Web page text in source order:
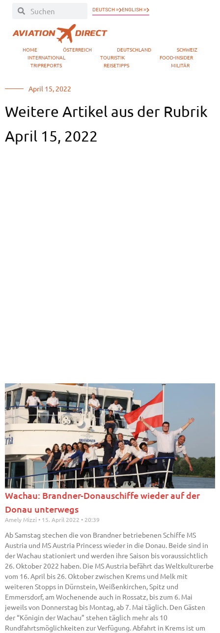
DEUTSCH » ENGLISH »
HOME ÖSTERREICH DEUTSCHLAND
SCHWEIZ
INTERNATIONAL
TOURISTIK
FOOD-INSIDER
TRIPREPORTS
REISETIPPS MILITÄR
April 15, 2022
Weitere Artikel aus der Rubrik
April 15, 2022
Wachau: Brandner-Donauschiffe wieder auf der
Donau unterwegs
Amely Mizzi 15. April 2022 20:39
Ab Samstag stechen die von Brandner betriebenen Schiffe MS
Austria und MS Austria Princess wieder in die Donau. Beide sind in
der Wachau stationiert und werden ihre Saison bis voraussichtlich
26. Oktober 2022 haben. Die MS Austria befährt das Weltkulturerbe
vom 16. April bis 26. Oktober zwischen Krems und Melk mit
weiteren Stopps in Dürnstein, Weißenkirchen, Spitz und
Emmersdorf, am Wochenende auch in Rossatz, bis zum 6. Mai
jeweils von Donnerstag bis Montag, ab 7. Mai täglich. Den Gästen
der “Königin der Wachau” stehen täglich mehr als 10
Rundfahrtsmöglichkeiten zur Verfügung. Abfahrt in Krems ist um